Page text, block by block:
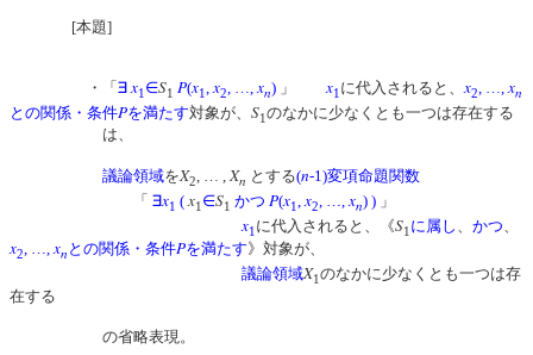
[本題]
・「 ∃ x1 ∈S1 P(x1,x2, …,xn) 」x1 に代入されると、x2, …,xn
との関係・条件Pを満たす対象が、 S1のなかに少なくとも一つは存在する
は、
議論領域をX2, … , Xn とする(n-1)変項命題関数
「 ∃x1 (x1 ∈S1 かつ P(x1,x2, …,xn) ) 」
x1 に代入されると、《S1 に属し かつ
x2, …,xn との関係・条件Pを満たす》対象が、
議論領域X1のなかに少なくとも一つは存
在する
の省略表現。